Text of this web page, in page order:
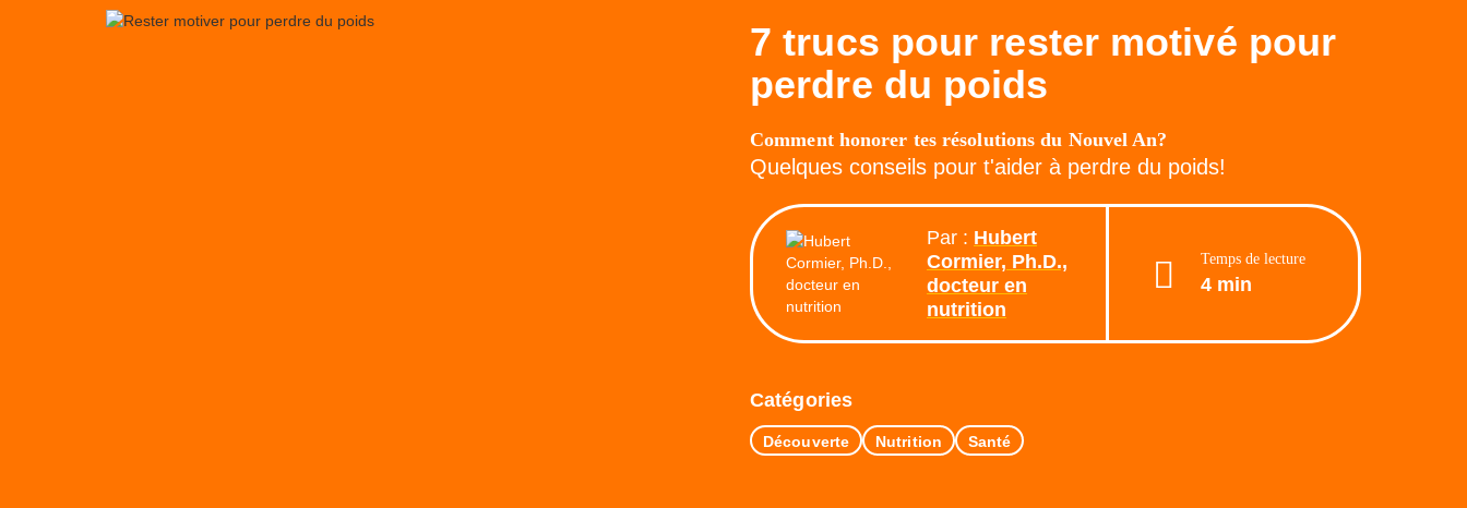
7 trucs pour rester motivé pour
perdre du poids
Comment honorer tes résolutions du Nouvel An?
Quelques conseils pour t'aider à perdre du poids!
Par : Hubert
Cormier, Ph.D.,
docteur en
nutrition
Temps de lecture
4 min
Catégories
Découverte Nutrition Santé